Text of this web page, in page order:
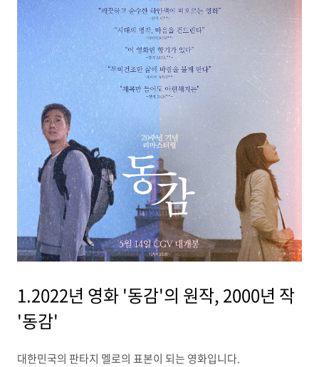
1.2022년 영화 '동감'의 원작, 2000년 작
'동감'
대한민국의 판타지 멜로의 표본이 되는 영화입니다.